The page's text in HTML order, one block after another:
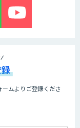
ムよりご登録くださ